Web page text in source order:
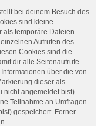
bei deinem Besuch des
sind kleine
als temporäre Dateien
Aufrufen des
Cookies sind die
dir alle Seitenaufrufe
über die von
dieser als
nicht angemeldet bist)
Teilnahme an Umfragen
gespeichert. Ferner